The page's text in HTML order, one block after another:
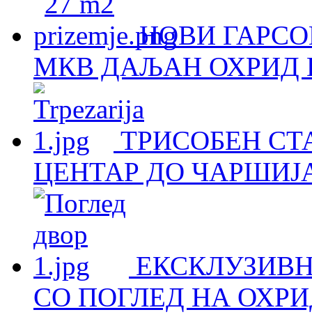
НОВИ
МКВ ДАЉАН ОХРИД
ТРИСОБЕН
ЦЕНТАР ДО
СО ПОГЛЕД НА